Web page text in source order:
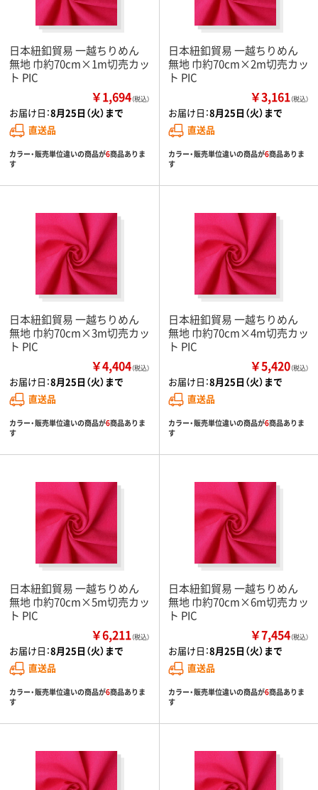
日本紐釦貿易 一越ちりめん
無地 巾約70cm×1m切売カッ
ト PIC
￥1,694（税込）
お届け日：8月25日（火）まで
直送品
カラー・販売単位違いの商品が6商品ありま
す
日本紐釦貿易 一越ちりめん
無地 巾約70cm×2m切売カッ
ト PIC
￥3,161（税込）
お届け日：8月25日（火）まで
直送品
カラー・販売単位違いの商品が6商品ありま
す
日本紐釦貿易 一越ちりめん
無地 巾約70cm×3m切売カッ
ト PIC
￥4,404（税込）
お届け日：8月25日（火）まで
直送品
カラー・販売単位違いの商品が6商品ありま
す
日本紐釦貿易 一越ちりめん
無地 巾約70cm×4m切売カッ
ト PIC
￥5,420（税込）
お届け日：8月25日（火）まで
直送品
カラー・販売単位違いの商品が6商品ありま
す
日本紐釦貿易 一越ちりめん
無地 巾約70cm×5m切売カッ
ト PIC
￥6,211（税込）
お届け日：8月25日（火）まで
直送品
カラー・販売単位違いの商品が6商品ありま
す
日本紐釦貿易 一越ちりめん
無地 巾約70cm×6m切売カッ
ト PIC
￥7,454（税込）
お届け日：8月25日（火）まで
直送品
カラー・販売単位違いの商品が6商品ありま
す